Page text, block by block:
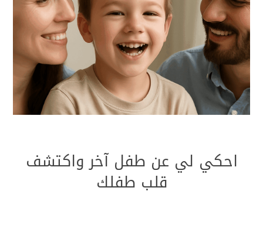
احكي لي عن طفل آخر واكتشف
قلب طفلك